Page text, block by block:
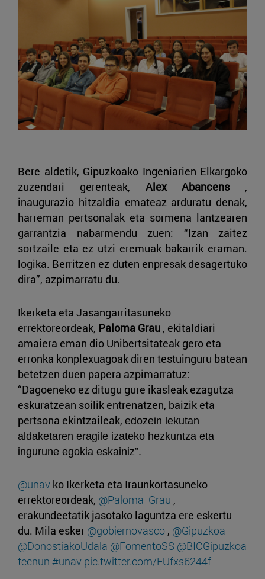
Bere aldetik, Gipuzkoako Ingeniarien Elkargoko
zuzendari gerenteak, Alex Abancens,
inaugurazio hitzaldia emateaz arduratu denak,
harreman pertsonalak eta sormena lantzearen
garrantzia nabarmendu zuen: “Izan zaitez
sortzaile eta ez utzi eremuak bakarrik eraman.
logika. Berritzen ez duten enpresak desagertuko
dira”, azpimarratu du.
Ikerketa eta Jasangarritasuneko
errektoreordeak, Paloma Grau , ekitaldiari
amaiera eman dio Unibertsitateak gero eta
erronka konplexuagoak diren testuinguru batean
betetzen duen papera azpimarratuz:
“Dagoeneko ez ditugu gure ikasleak ezagutza
eskuratzean soilik entrenatzen, baizik eta
pertsona ekintzaileak, edozein lekutan
aldaketaren eragile izateko hezkuntza eta
ingurune egokia eskainiz”.
@unav ko Ikerketa eta Iraunkortasuneko
errektoreordeak, @Paloma_Grau ,
erakundeetatik jasotako laguntza ere eskertu
du. Mila esker @gobiernovasco , @Gipuzkoa
@DonostiakoUdala @FomentoSS @BICGipuzkoa
tecnun #unav pic.twitter.com/FUfxs6244f